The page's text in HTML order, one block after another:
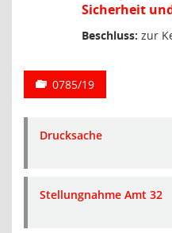
Sicherheit
Beschluss: zur
0785/19
Drucksache
Stellungnahme Amt 32